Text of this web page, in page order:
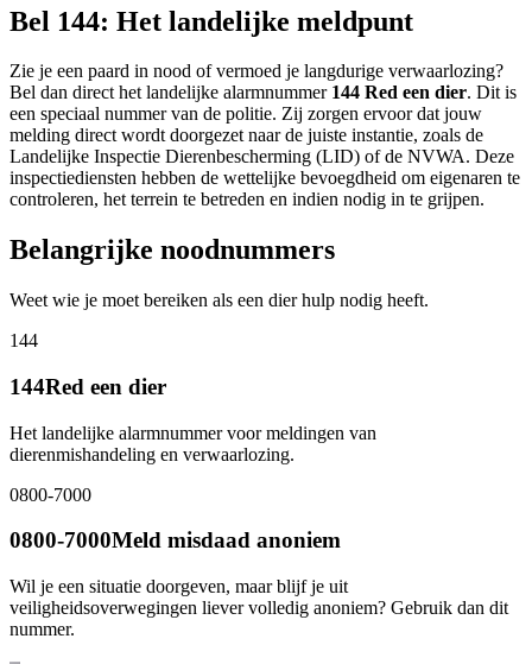
Bel 144: Het landelijke meldpunt
Zie je een paard in nood of vermoed je langdurige verwaarlozing?
Bel dan direct het landelijke alarmnummer 144 Red een dier. Dit is
een speciaal nummer van de politie. Zij zorgen ervoor dat jouw
melding direct wordt doorgezet naar de juiste instantie, zoals de
Landelijke Inspectie Dierenbescherming (LID) of de NVWA. Deze
inspectiediensten hebben de wettelijke bevoegdheid om eigenaren te
controleren, het terrein te betreden en indien nodig in te grijpen.
Belangrijke noodnummers
Weet wie je moet bereiken als een dier hulp nodig heeft.
144
144Red een dier
Het landelijke alarmnummer voor meldingen van
dierenmishandeling en verwaarlozing.
0800-7000
0800-7000Meld misdaad anoniem
Wil je een situatie doorgeven, maar blijf je uit
veiligheidsoverwegingen liever volledig anoniem? Gebruik dan dit
nummer.